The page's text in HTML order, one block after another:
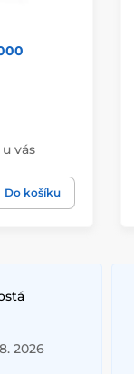
vás
Do košíku
2026